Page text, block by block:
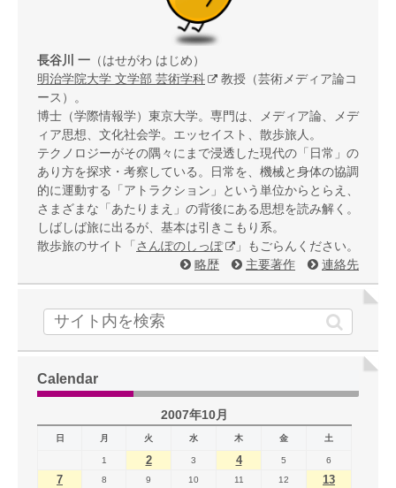
長谷川 一 （はせがわ はじめ）
明治学院大学 文学部 芸術学科
教授（芸術メディア論コ
ース）。
博士（学際情報学）東京大学。専門は、メディア論、メデ
ィア思想、文化社会学。エッセイスト、散歩旅人。
テクノロジーがその隅々にまで浸透した現代の「日常」の
あり方を探求・考察している。日常を、機械と身体の協調
的に運動する「アトラクション」という単位からとらえ、
さまざまな「あたりまえ」の背後にある思想を読み解く。
しばしば旅に出るが、基本は引きこもり系。
散歩旅のサイト「 さんぽのしっぽ
」もごらんください。
略歴
主要著作 連絡先
Calendar
2007年10月
日 月 火 水 木 金 土
1 2 3 4 5 6
7 8 9 10 11 12 13